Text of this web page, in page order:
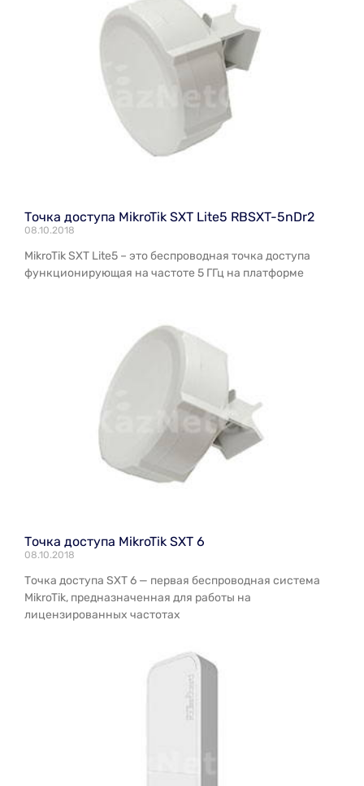
Точка доступа MikroTik SXT Lite5 RBSXT-5nDr2
08.10.2018
MikroTik SXT Lite5 – это беспроводная точка доступа
функционирующая на частоте 5 ГГц на платформе
Точка доступа MikroTik SXT 6
08.10.2018
Точка доступа SXT 6 — первая беспроводная система
MikroTik, предназначенная для работы на
лицензированных частотах